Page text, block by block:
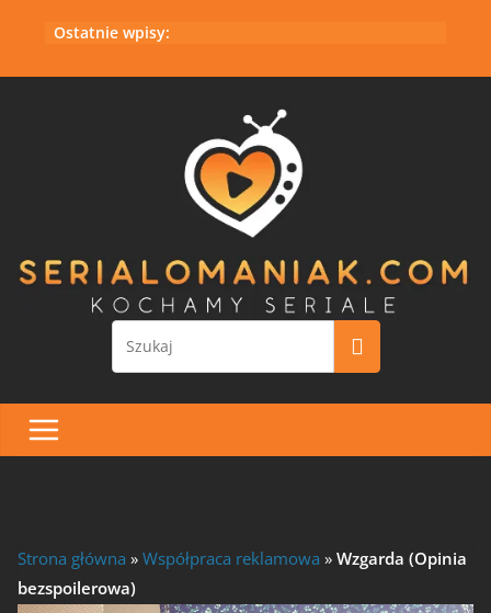
Ostatnie wpisy:
Strona główna » Współpraca reklamowa » Wzgarda (Opinia
bezspoilerowa)